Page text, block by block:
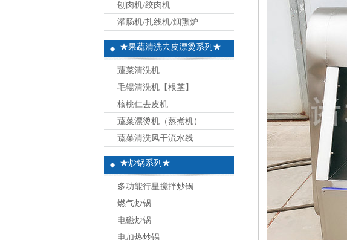
刨肉机/绞肉机
灌肠机/扎线机/烟熏炉
★果蔬清洗去皮漂烫系列★
蔬菜清洗机
毛辊清洗机【根茎】
核桃仁去皮机
蔬菜漂烫机（蒸煮机）
蔬菜清洗风干流水线
★炒锅系列★
多功能行星搅拌炒锅
燃气炒锅
电磁炒锅
电加热炒锅